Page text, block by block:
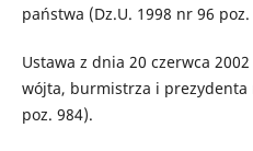
państwa (Dz.U. 1998 nr 96 poz.
Ustawa z dnia 20 czerwca
wójta, burmistrza i prezydenta
poz. 984).